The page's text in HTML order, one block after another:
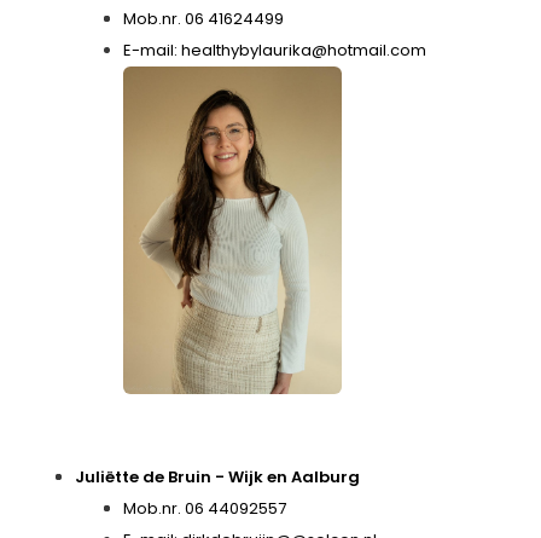
Mob.nr. 06 41624499
E-mail:healthybylaurika@hotmail.com
Juliëtte de Bruin - Wijk en Aalburg
Mob.nr. 06 44092557